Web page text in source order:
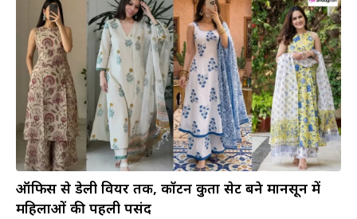
ऑफिस से डेली वियर तक, कॉटन कुर्ता सेट बने मानसून में
महिलाओं की पहली पसंद